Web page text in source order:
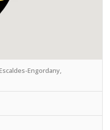
Engordany,